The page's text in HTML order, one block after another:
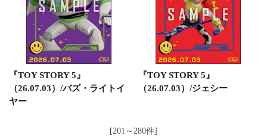
『TOY STORY 5』
（26.07.03）/バズ・ライトイ
ヤー
『TOY STORY 5』
（26.07.03）/ジェシー
[201～280件]